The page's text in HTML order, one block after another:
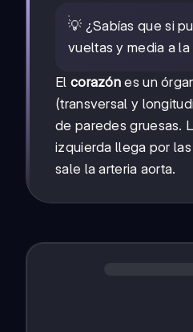
💡 ¿Sabías que si
vueltas y media a
El corazón es un
(transversal y
de paredes gruesas.
izquierda llega por
sale la arteria aorta.